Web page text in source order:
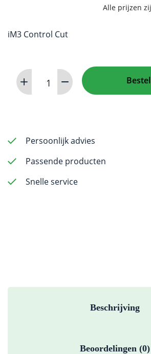
iM3 Control Cut
H-
File
0.90
1.4
Assorted
Bestel
Persoonlijk advies
Passende producten
Snelle service
Beschrijving
Beoordelingen (0)